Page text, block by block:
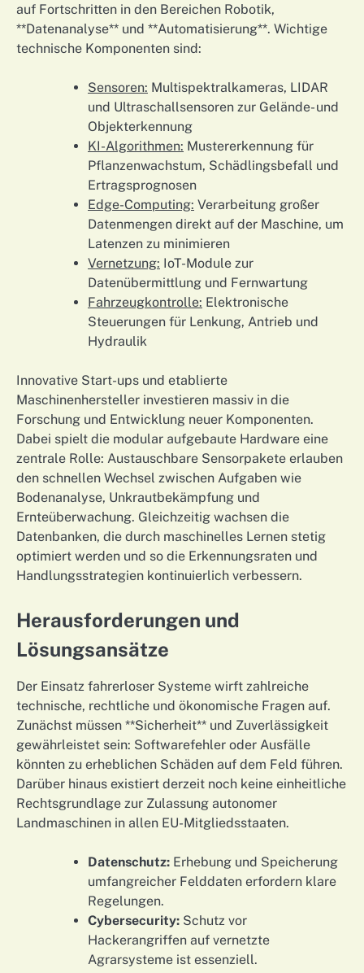
auf Fortschritten in den Bereichen Robotik,
**Datenanalyse** und **Automatisierung**. Wichtige
technische Komponenten sind:
Sensoren: Multispektralkameras, LIDAR
und Ultraschallsensoren zur Gelände- und
Objekterkennung
KI-Algorithmen: Mustererkennung für
Pflanzenwachstum, Schädlingsbefall und
Ertragsprognosen
Edge-Computing: Verarbeitung großer
Datenmengen direkt auf der Maschine, um
Latenzen zu minimieren
Vernetzung: IoT-Module zur
Datenübermittlung und Fernwartung
Fahrzeugkontrolle: Elektronische
Steuerungen für Lenkung, Antrieb und
Hydraulik
Innovative Start-ups und etablierte
Maschinenhersteller investieren massiv in die
Forschung und Entwicklung neuer Komponenten.
Dabei spielt die modular aufgebaute Hardware eine
zentrale Rolle: Austauschbare Sensorpakete erlauben
den schnellen Wechsel zwischen Aufgaben wie
Bodenanalyse, Unkrautbekämpfung und
Ernteüberwachung. Gleichzeitig wachsen die
Datenbanken, die durch maschinelles Lernen stetig
optimiert werden und so die Erkennungsraten und
Handlungsstrategien kontinuierlich verbessern.
Herausforderungen und
Lösungsansätze
Der Einsatz fahrerloser Systeme wirft zahlreiche
technische, rechtliche und ökonomische Fragen auf.
Zunächst müssen **Sicherheit** und Zuverlässigkeit
gewährleistet sein: Softwarefehler oder Ausfälle
könnten zu erheblichen Schäden auf dem Feld führen.
Darüber hinaus existiert derzeit noch keine einheitliche
Rechtsgrundlage zur Zulassung autonomer
Landmaschinen in allen EU-Mitgliedsstaaten.
Datenschutz: Erhebung und Speicherung
umfangreicher Felddaten erfordern klare
Regelungen.
Cybersecurity: Schutz vor
Hackerangriffen auf vernetzte
Agrarsysteme ist essenziell.